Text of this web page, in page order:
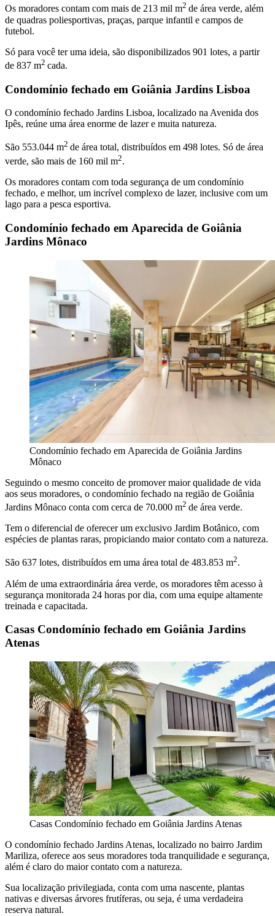
Os moradores contam com mais de 213 mil m2 de área verde, além
de quadras poliesportivas, praças, parque infantil e campos de
futebol.
Só para você ter uma ideia, são disponibilizados 901 lotes, a partir
de 837 m2 cada.
Condomínio fechado em Goiânia Jardins Lisboa
O condomínio fechado Jardins Lisboa, localizado na Avenida dos
Ipês, reúne uma área enorme de lazer e muita natureza.
São 553.044 m2 de área total, distribuídos em 498 lotes. Só de área
verde, são mais de 160 mil m2.
Os moradores contam com toda segurança de um condomínio
fechado, e melhor, um incrível complexo de lazer, inclusive com um
lago para a pesca esportiva.
Condomínio fechado em Aparecida de Goiânia
Jardins Mônaco
Condomínio fechado em Aparecida de Goiânia Jardins
Mônaco
Seguindo o mesmo conceito de promover maior qualidade de vida
aos seus moradores, o condomínio fechado na região de Goiânia
Jardins Mônaco conta com cerca de 70.000 m2 de área verde.
Tem o diferencial de oferecer um exclusivo Jardim Botânico, com
espécies de plantas raras, propiciando maior contato com a natureza.
São 637 lotes, distribuídos em uma área total de 483.853 m2.
Além de uma extraordinária área verde, os moradores têm acesso à
segurança monitorada 24 horas por dia, com uma equipe altamente
treinada e capacitada.
Casas Condomínio fechado em Goiânia Jardins
Atenas
Casas Condomínio fechado em Goiânia Jardins Atenas
O condomínio fechado Jardins Atenas, localizado no bairro Jardim
Mariliza, oferece aos seus moradores toda tranquilidade e segurança,
além é claro do maior contato com a natureza.
Sua localização privilegiada, conta com uma nascente, plantas
nativas e diversas árvores frutíferas, ou seja, é uma verdadeira
reserva natural.